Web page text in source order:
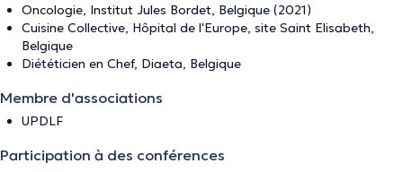
Oncologie, Institut Jules Bordet, Belgique (2021)
Cuisine Collective, Hôpital de l'Europe, site Saint Elisabeth,
Belgique
Diététicien en Chef, Diaeta, Belgique
Membre d'associations
UPDLF
Participation à des conférences